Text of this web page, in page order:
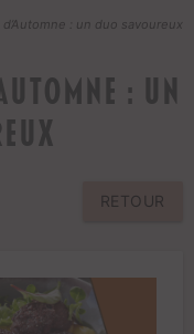
: un duo savoureux
: un
RETOUR